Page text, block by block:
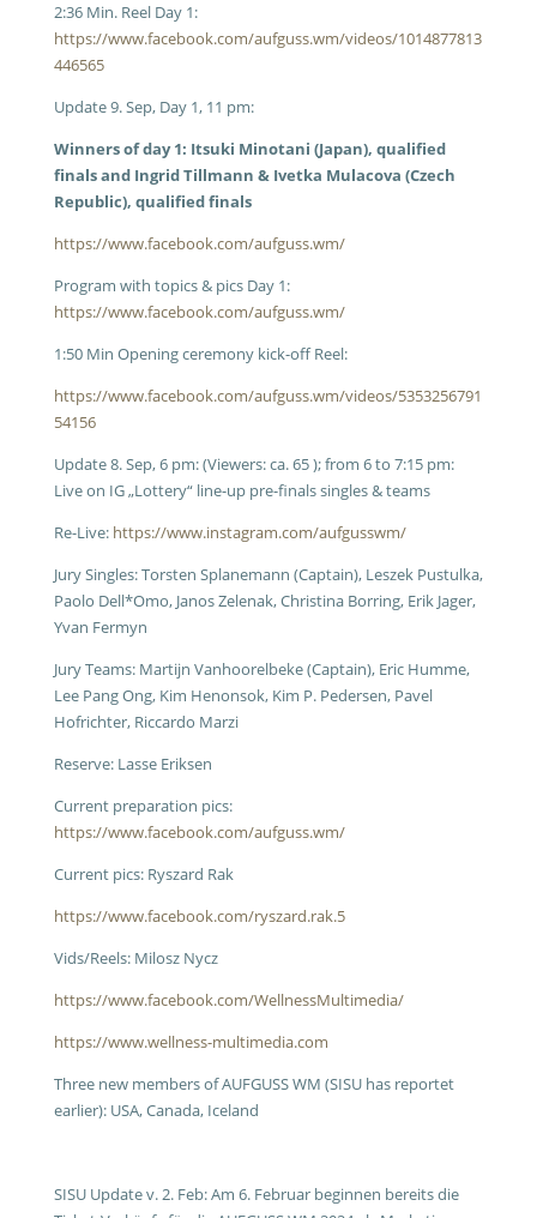
2:36 Min. Reel Day 1:
https://www.facebook.com/aufguss.wm/videos/1014877813
446565
Update 9. Sep, Day 1, 11 pm:
Winners of day 1: Itsuki Minotani (Japan), qualified
finals and Ingrid Tillmann & Ivetka Mulacova (Czech
Republic), qualified finals
https://www.facebook.com/aufguss.wm/
Program with topics & pics Day 1:
https://www.facebook.com/aufguss.wm/
1:50 Min Opening ceremony kick-off Reel:
https://www.facebook.com/aufguss.wm/videos/5353256791
54156
Update 8. Sep, 6 pm: (Viewers: ca. 65 ); from 6 to 7:15 pm:
Live on IG „Lottery“ line-up pre-finals singles & teams
Re-Live: https://www.instagram.com/aufgusswm/
Jury Singles: Torsten Splanemann (Captain), Leszek Pustulka,
Paolo Dell*Omo, Janos Zelenak, Christina Borring, Erik Jager,
Yvan Fermyn
Jury Teams: Martijn Vanhoorelbeke (Captain), Eric Humme,
Lee Pang Ong, Kim Henonsok, Kim P. Pedersen, Pavel
Hofrichter, Riccardo Marzi
Reserve: Lasse Eriksen
Current preparation pics:
https://www.facebook.com/aufguss.wm/
Current pics: Ryszard Rak
https://www.facebook.com/ryszard.rak.5
Vids/Reels: Milosz Nycz
https://www.facebook.com/WellnessMultimedia/
https://www.wellness-multimedia.com
Three new members of AUFGUSS WM (SISU has reportet
earlier): USA, Canada, Iceland
SISU Update v. 2. Feb: Am 6. Februar beginnen bereits die